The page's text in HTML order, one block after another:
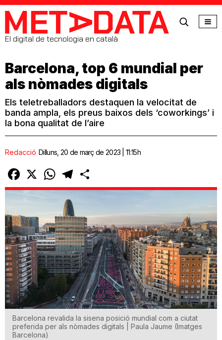
MetaData
El digital de tecnologia en català
Barcelona, top 6 mundial per
als nòmades digitals
Els teletreballadors destaquen la velocitat de
banda ampla, els preus baixos dels ‘coworkings’ i
la bona qualitat de l’aire
Redacció Dilluns, 20 de març de 2023 | 11:15h
Facebook
X WhatsAppTelegram
Barcelona revalida la sisena posició mundial com a ciutat
preferida per als nòmades digitals | Paula Jaume (Imatges
Barcelona)